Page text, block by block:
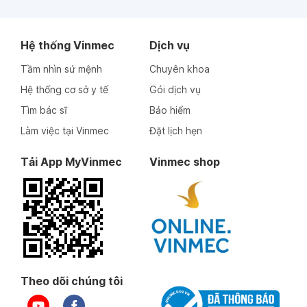
Hệ thống Vinmec
Tầm nhìn sứ mệnh
Hệ thống cơ sở y tế
Tìm bác sĩ
Làm việc tại Vinmec
Dịch vụ
Chuyên khoa
Gói dịch vụ
Bảo hiểm
Đặt lịch hẹn
Tải App MyVinmec Vinmec shop
Theo dõi chúng tôi